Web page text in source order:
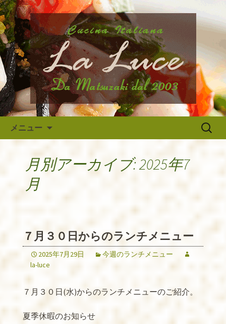
府中のイタリア料理『ラ・ルー
チェ』の最新情報
府中市、国分寺、調布などから近いイ
タリア料理『ラ・ルーチェ』のブログ
です。旬の食材の入荷情報や、新メニ
ュー・限定メニューなどの最新情報、
アルバイトさんや調理スタッフの求人
情報まで幅広く当店の情報をお届けい
たします。
メニュー
検
月別アーカイブ: 2025年7
月
７月３０日からのランチメニュー
2025年7月29日
今週のランチメニュー
la-luce
７月３０日(水)からのランチメニューのご紹介。
夏季休暇のお知らせ